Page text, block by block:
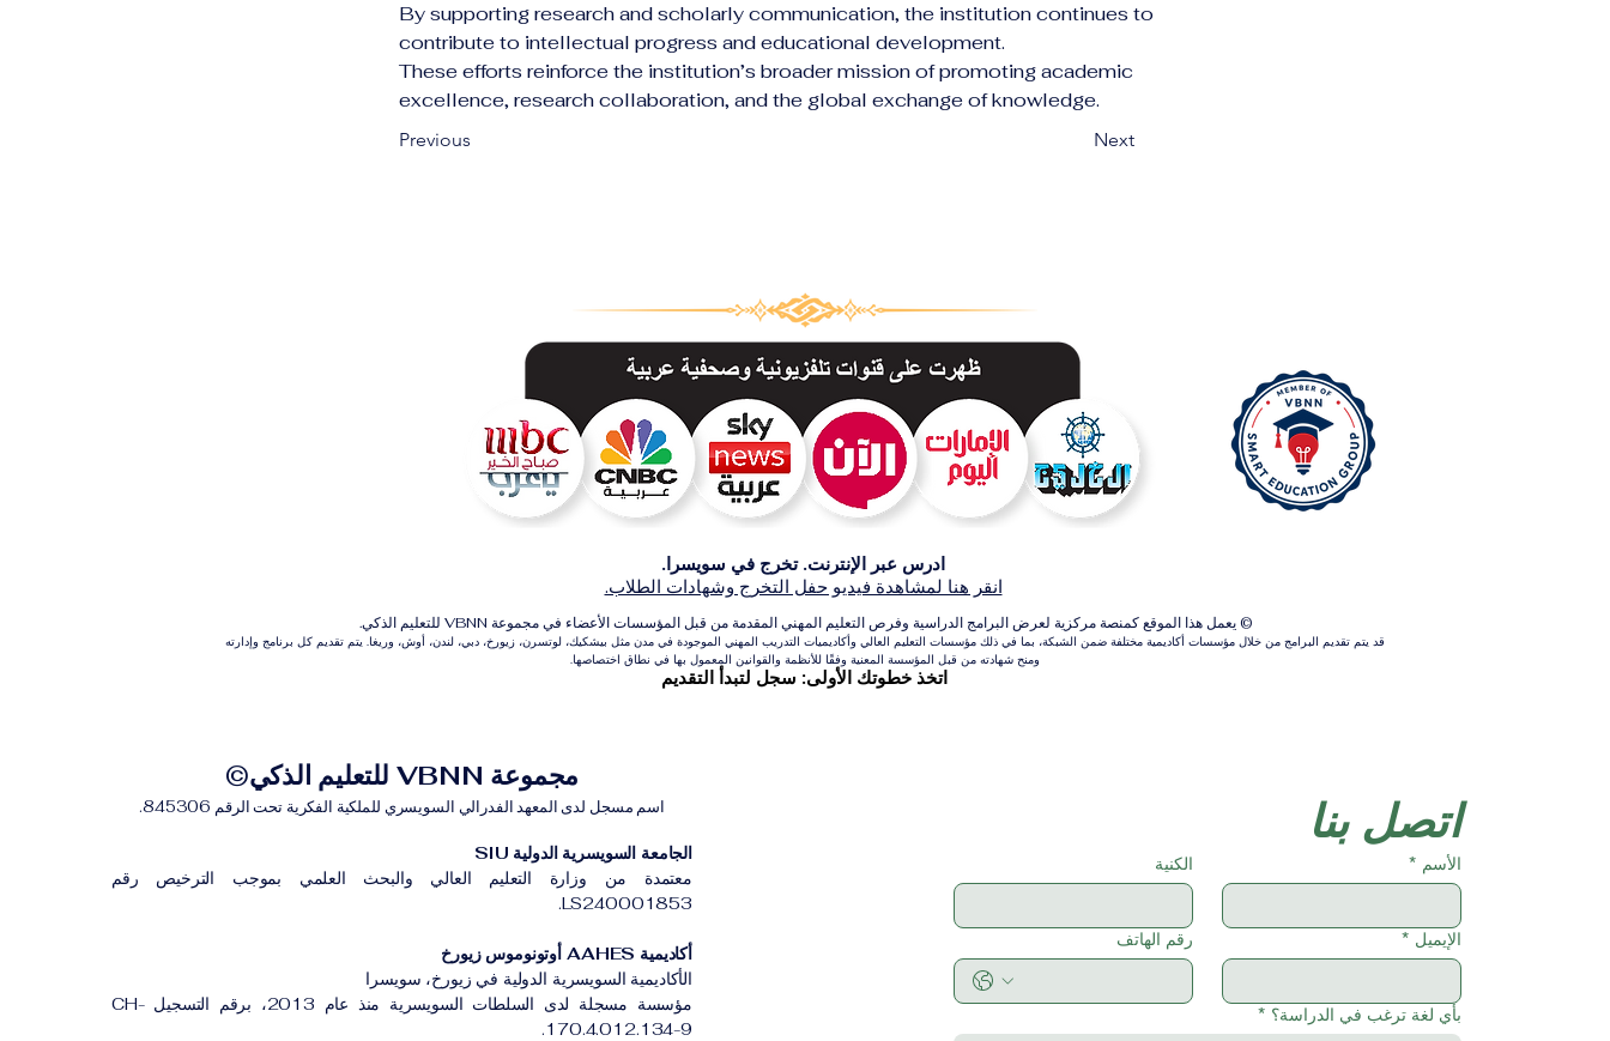
By supporting research and scholarly communication, the institution continues to
contribute to intellectual progress and educational development.
These efforts reinforce the institution’s broader mission of promoting academic
excellence, research collaboration, and the global exchange of knowledge.
Previous Next
ادرس عبر الإنترنت. تخرج في سويسرا.
انقر هنا لمشاهدة فيديو حفل التخرج وشهادات الطلاب.
© يعمل هذا الموقع كمنصة مركزية لعرض البرامج الدراسية وفرص التعليم المهني المقدمة من قبل المؤسسات الأعضاء في مجموعة VBNN للتعليم الذكي.
قد يتم تقديم البرامج من خلال مؤسسات أكاديمية مختلفة ضمن الشبكة، بما في ذلك مؤسسات التعليم العالي وأكاديميات التدريب المهني الموجودة في مدن مثل بيشكيك، لوتسرن، زيورخ، دبي، لندن، أوش، وريغا. يتم تقديم كل برنامج وإدارته
ومنح شهادته من قبل المؤسسة المعنية وفقًا للأنظمة والقوانين المعمول بها في نطاق اختصاصها.
اتخذ خطوتك الأولى: سجل لتبدأ التقديم
مجموعة VBNN للتعليم الذكي©
اسم مسجل لدى المعهد الفدرالي السويسري للملكية الفكرية تحت الرقم 845306.
الجامعة السويسرية الدولية SIU
معتمدة من وزارة التعليم العالي والبحث العلمي بموجب الترخيص رقم
LS240001853.
أكاديمية AAHES أوتونوموس زيورخ
الأكاديمية السويسرية الدولية في زيورخ، سويسرا
مؤسسة مسجلة لدى السلطات السويسرية منذ عام 2013، برقم التسجيل CH-
170.4.012.134-9.
اتصل بنا
الأسم * الكنية
الإيميل * رقم الهاتف
بأي لغة ترغب في الدراسة؟ *